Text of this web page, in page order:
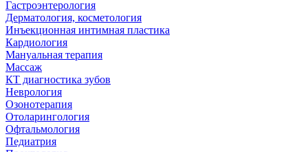
Гастроэнтерология
Дерматология, косметология
Инъекционная интимная пластика
Кардиология
Мануальная терапия
Массаж
КТ диагностика зубов
Неврология
Озонотерапия
Отоларингология
Офтальмология
Педиатрия